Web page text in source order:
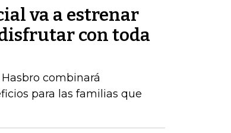
va a estrenar
con toda
combinará
para las familias que